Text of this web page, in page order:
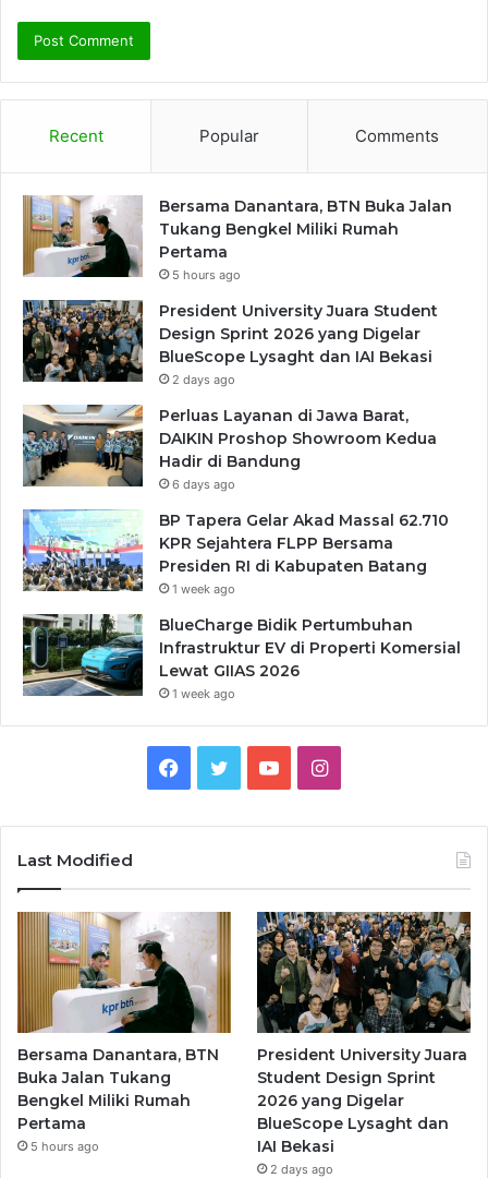
Recent Popular Comments
Bersama Danantara, BTN Buka Jalan
Tukang Bengkel Miliki Rumah
Pertama
5 hours ago
President University Juara Student
Design Sprint 2026 yang Digelar
BlueScope Lysaght dan IAI Bekasi
2 days ago
Perluas Layanan di Jawa Barat,
DAIKIN Proshop Showroom Kedua
Hadir di Bandung
6 days ago
BP Tapera Gelar Akad Massal 62.710
KPR Sejahtera FLPP Bersama
Presiden RI di Kabupaten Batang
1 week ago
BlueCharge Bidik Pertumbuhan
Infrastruktur EV di Properti Komersial
Lewat GIIAS 2026
1 week ago
Facebook
TwitterYouTubeInstagram
Last Modified
Bersama Danantara, BTN
Buka Jalan Tukang
Bengkel Miliki Rumah
Pertama
5 hours ago
President University Juara
Student Design Sprint
2026 yang Digelar
BlueScope Lysaght dan
IAI Bekasi
2 days ago